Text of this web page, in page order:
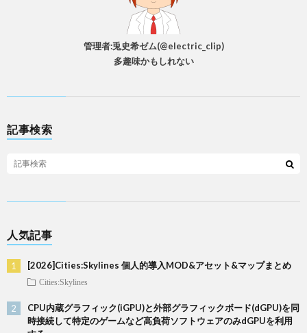
管理者:兎史希ゼム(@electric_clip)
多趣味かもしれない
記事検索
人気記事
[2026]Cities:Skylines 個人的導入MOD&アセット&マップまとめ
Cities:Skylines
CPU内蔵グラフィック(iGPU)と外部グラフィックボード(dGPU)を同
時接続して特定のゲームなど高負荷ソフトウェアのみdGPUを利用